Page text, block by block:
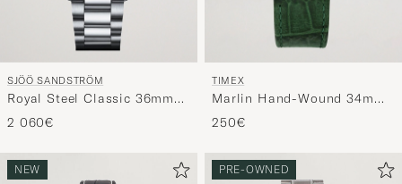
SJÖÖ SANDSTRÖM
Royal Steel Classic 36mm
Blue and Steel
2 060€
TIMEX
Marlin Hand-Wound 34mm
White Dial
250€
NEW PRE-OWNED